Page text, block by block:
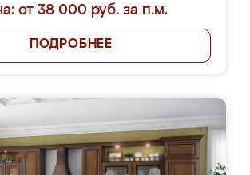
от 38 000 руб. за п.м.
ПОДРОБНЕЕ